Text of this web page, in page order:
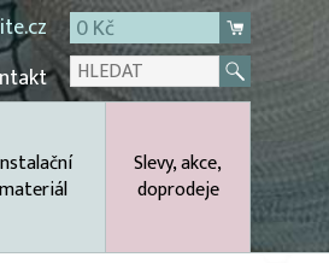
0 Kč
materiál
Slevy, akce,
doprodeje